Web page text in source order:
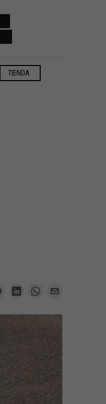
TIENDA